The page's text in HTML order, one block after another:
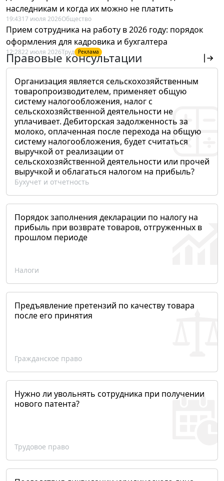
наследникам и когда их можно не платить
19:4317 июля 2026Общество
Прием сотрудника на работу в 2026 году: порядок
оформления для кадровика и бухгалтера
12:2822 июля 2026Труд Реклама
Правовые консультации
Организация является сельскохозяйственным
товаропроизводителем, применяет общую
систему налогообложения, налог с
сельскохозяйственной деятельности не
уплачивает. Дебиторская задолженность за
молоко, оплаченная после перехода на общую
систему налогообложения, будет считаться
выручкой от реализации от
сельскохозяйственной деятельности или прочей
выручкой и облагаться налогом на прибыль?
Бухучет и отчетность
Порядок заполнения декларации по налогу на
прибыль при возврате товаров, отгруженных в
прошлом периоде
Налоги
Предъявление претензий по качеству товара
после его принятия
Гражданское право
Нужно ли увольнять сотрудника при получении
нового патента?
Трудовое право